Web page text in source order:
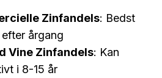
Zinfandels: Bedst
årgang
Vine Zinfandels: Kan
i 8-15 år